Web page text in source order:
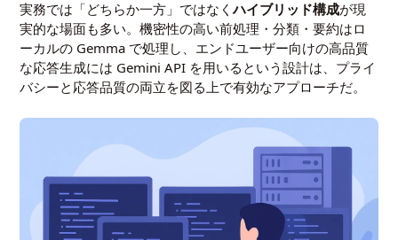
実務では「どちらか一方」ではなくハイブリッド構成が現
実的な場面も多い。機密性の高い前処理・分類・要約はロ
ーカルの Gemma で処理し、エンドユーザー向けの高品質
な応答生成には Gemini API を用いるという設計は、プライ
バシーと応答品質の両立を図る上で有効なアプローチだ。